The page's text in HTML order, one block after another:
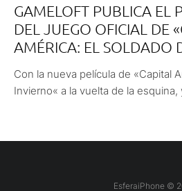
GAMELOFT PUBLICA EL
DEL JUEGO OFICIAL DE
AMÉRICA: EL SOLDADO
Con la nueva película de «Capital
Invierno« a la vuelta de la
EsferaiPhone ©